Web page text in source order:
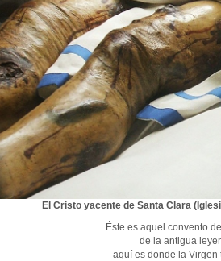
El Cristo yacente de Santa Clara
Éste es aquel convento
de la antigua
aquí es donde la Virgen